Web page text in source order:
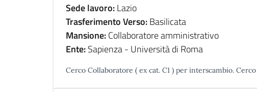
Sede lavoro:Lazio
Trasferimento Verso:Basilicata
Mansione:Collaboratore amministrativo
Ente:Sapienza - Università di Roma
Cerco Collaboratore ( ex cat. C1 ) per interscambio.